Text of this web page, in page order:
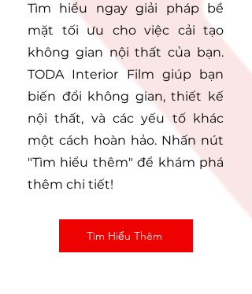
Tìm hiểu ngay giải pháp bề
mặt tối ưu cho việc cải tạo
không gian nội thất của bạn.
TODA Interior Film giúp bạn
biến đổi không gian, thiết kế
nội thất, và các yếu tố khác
một cách hoàn hảo. Nhấn nút
"Tìm hiểu thêm" để khám phá
thêm chi tiết!
Tìm Hiểu Thêm